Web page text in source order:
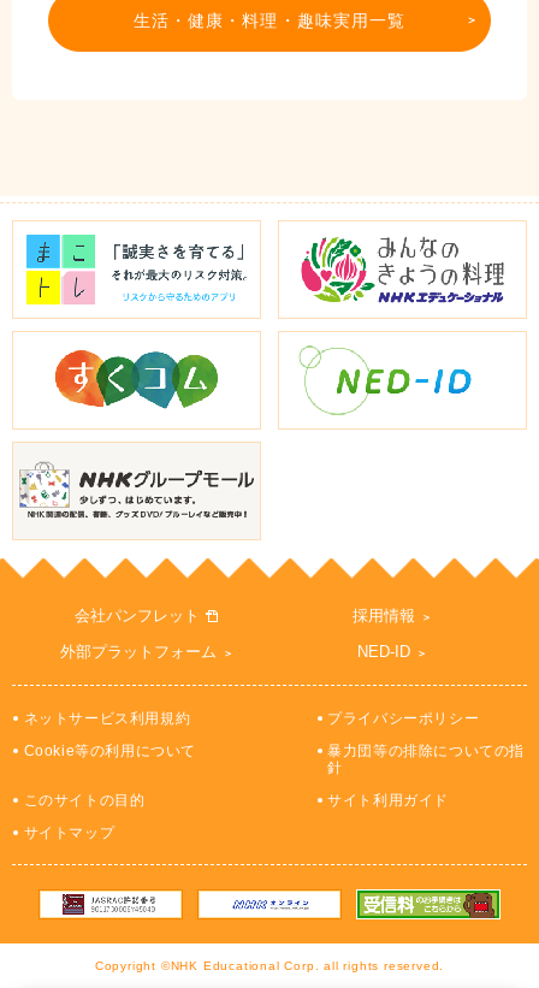
生活・健康・料理・趣味実用一覧
会社パンフレット
採用情報
外部プラットフォーム
NED-ID
ネットサービス利用規約
プライバシーポリシー
Cookie等の利用について
暴力団等の排除についての指
針
このサイトの目的
サイト利用ガイド
サイトマップ
Copyright ©NHK Educational Corp. all rights reserved.